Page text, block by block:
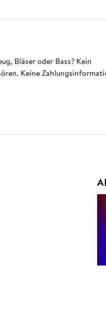
Bläser oder Bass? Kein
Keine